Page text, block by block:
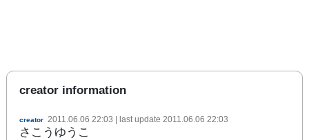
creator information
creator 2011.06.06 22:03 | last update 2011.06.06 22:03
さこうゆうこ